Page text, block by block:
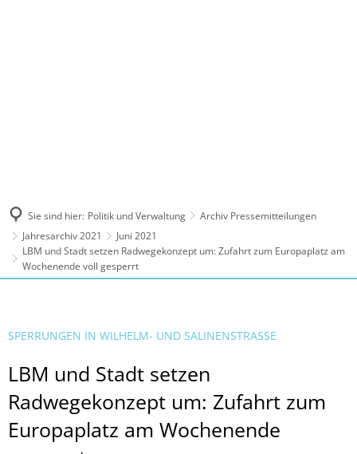
Sie sind hier: Politik und Verwaltung
Archiv Pressemitteilungen
Jahresarchiv 2021
Juni 2021
LBM und Stadt setzen Radwegekonzept um: Zufahrt zum Europaplatz am
Wochenende voll gesperrt
SPERRUNGEN IN WILHELM- UND SALINENSTRASSE
LBM und Stadt setzen
Radwegekonzept um: Zufahrt zum
Europaplatz am Wochenende